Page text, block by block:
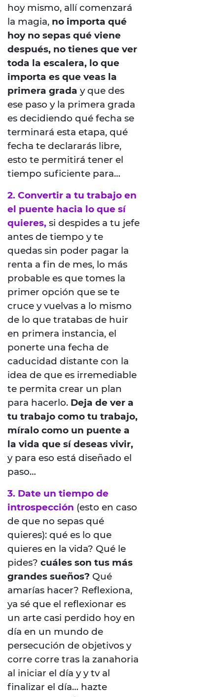
hoy mismo, allí comenzará
la magia, no importa qué
hoy no sepas qué viene
después, no tienes que ver
toda la escalera, lo que
importa es que veas la
primera grada y que des
ese paso y la primera grada
es decidiendo qué fecha se
terminará esta etapa, qué
fecha te declararás libre,
esto te permitirá tener el
tiempo suficiente para…
2. Convertir a tu trabajo en
el puente hacia lo que sí
quieres, si despides a tu jefe
antes de tiempo y te
quedas sin poder pagar la
renta a fin de mes, lo más
probable es que tomes la
primer opción que se te
cruce y vuelvas a lo mismo
de lo que tratabas de huir
en primera instancia, el
ponerte una fecha de
caducidad distante con la
idea de que es irremediable
te permita crear un plan
para hacerlo. Deja de ver a
tu trabajo como tu trabajo,
míralo como un puente a
la vida que sí deseas vivir,
y para eso está diseñado el
paso…
3. Date un tiempo de
introspección (esto en caso
de que no sepas qué
quieres): qué es lo que
quieres en la vida? Qué le
pides? cuáles son tus más
grandes sueños? Qué
amarías hacer? Reflexiona,
ya sé que el reflexionar es
un arte casi perdido hoy en
día en un mundo de
persecución de objetivos y
corre corre tras la zanahoria
al iniciar el día y y tv al
finalizar el día… hazte